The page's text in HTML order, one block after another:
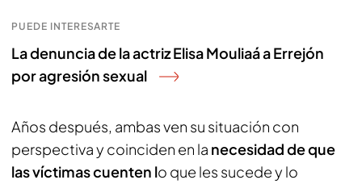
PUEDE INTERESARTE
La denuncia de la actriz Elisa Mouliaá a Errejón
por agresión sexual
Años después, ambas ven su situación con
perspectiva y coinciden en la necesidad de que
las víctimas cuenten lo que les sucede y lo